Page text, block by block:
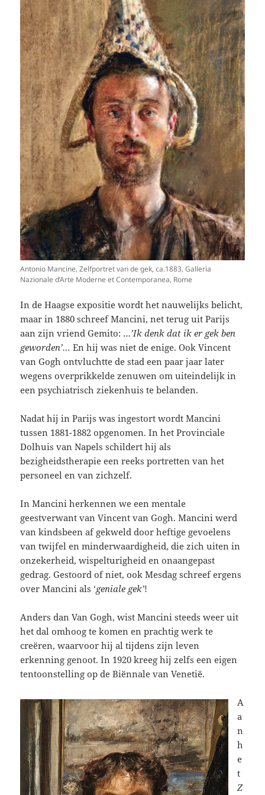
Antonio Mancine, Zelfportret van de gek, ca.1883, Galleria
Nazionale d’Arte Moderne et Contemporanea, Rome
In de Haagse expositie wordt het nauwelijks belicht,
maar in 1880 schreef Mancini, net terug uit Parijs
aan zijn vriend Gemito: …’Ik denk dat ik er gek ben
geworden’…En hij was niet de enige. Ook Vincent
van Gogh ontvluchtte de stad een paar jaar later
wegens overprikkelde zenuwen om uiteindelijk in
een psychiatrisch ziekenhuis te belanden.
Nadat hij in Parijs was ingestort wordt Mancini
tussen 1881-1882 opgenomen. In het Provinciale
Dolhuis van Napels schildert hij als
bezigheidstherapie een reeks portretten van het
personeel en van zichzelf.
In Mancini herkennen we een mentale
geestverwant van Vincent van Gogh. Mancini werd
van kindsbeen af gekweld door heftige gevoelens
van twijfel en minderwaardigheid, die zich uiten in
onzekerheid, wispelturigheid en onaangepast
gedrag. Gestoord of niet, ook Mesdag schreef ergens
over Mancini als ‘geniale gek’!
Anders dan Van Gogh, wist Mancini steeds weer uit
het dal omhoog te komen en prachtig werk te
creëren, waarvoor hij al tijdens zijn leven
erkenning genoot. In 1920 kreeg hij zelfs een eigen
tentoonstelling op de Biënnale van Venetië.
A
a
n
h
e
t
Z